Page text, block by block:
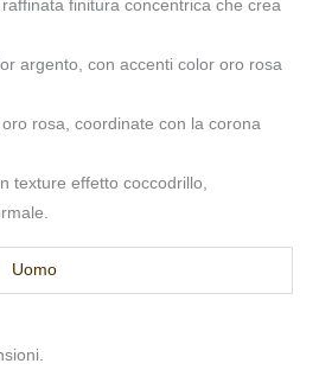
finitura concentrica che crea
argento, con accenti color oro rosa
rosa, coordinate con la corona
texture effetto coccodrillo,
Uomo